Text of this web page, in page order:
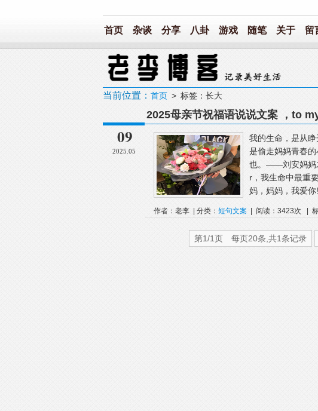
首页 杂谈 分享 八卦 游戏 随笔 关于 留
当前位置： 首页 > 标签：长大
09
2025.05
2025母亲节祝福语说说文案 ，to
我的生命，是从
是偷走妈妈青春
也。——刘安妈妈
r，我生命中最重
妈，妈妈，我爱你
作者：老李 | 分类： 短句文案 | 阅读：3423次 |
第1/1页 每页20条,共1条记录